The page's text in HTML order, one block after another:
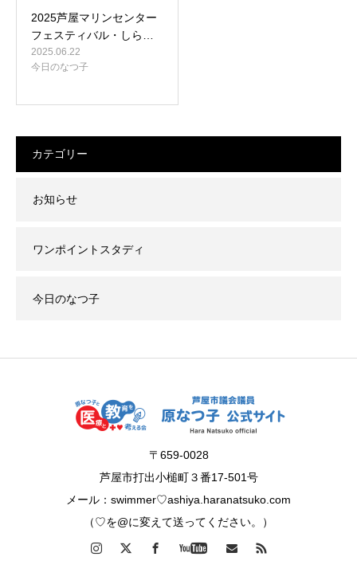
2025芦屋マリンセンター
フェスティバル・しら…
2025.06.22
今日のなつ子
カテゴリー
お知らせ
ワンポイントスタディ
今日のなつ子
〒659-0028
芦屋市打出小槌町３番17-501号
メール：swimmer♡ashiya.haranatsuko.com
（♡を@に変えて送ってください。）